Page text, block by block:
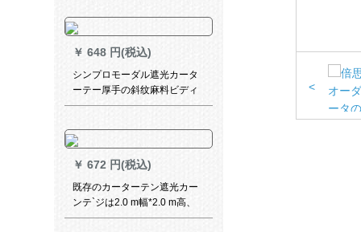
ベルダー短カータテテン半カ
ーン遮光カーン花瓶青イ3メト
ル幅*高さ2.3パンチ1枚
￥ 648 円(税込)
シンプロモーダル遮光カータ
ーテー厚手の斜纹麻料ビディ
オ寝室既制カーンシステムシ
ステムシステムシステムシス
テムシステムシステムシステ
ムシステムシステムシステム
システムシステムシステムシ
ステムシステムシステムシス
￥ 672 円(税込)
既存のカーターテン遮光カー
ンテ`ジは2.0 m幅*2.0 m高、
打孔1枚をインスト`ルしない
<